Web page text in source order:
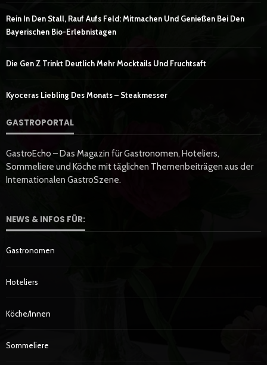
Rein In Den Stall, Rauf Aufs Feld: Mitmachen Und Genießen Bei Den
Bayerischen Bio-Erlebnistagen
Die Gen Z Trinkt Deutlich Mehr Mocktails Und Fruchtsaft
Kyoceras Liebling Des Monats – Steakmesser
GASTROPORTAL
GastroEcho – Das Magazin für Gastronomen, Hoteliers,
Sommeliere und Köche mit täglichen Themenbeiträgen aus der
Internationalen GastroSzene.
NEWS & INFOS FÜR:
Gastronomen
Hoteliers
Köche/innen
Sommeliere